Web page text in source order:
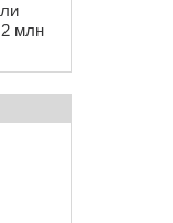
2 млн